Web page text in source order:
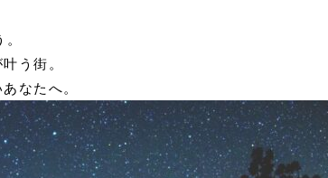
う街。
なたへ。